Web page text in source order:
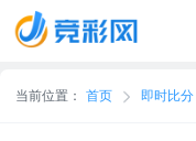
当前位置： 首页 即时比分